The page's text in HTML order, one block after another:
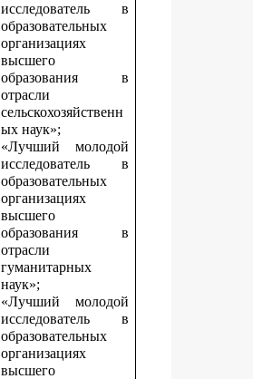
исследователь в
образовательных
организациях
высшего
образования в
отрасли
сельскохозяйственн
ых наук»;
«Лучший молодой
исследователь в
образовательных
организациях
высшего
образования в
отрасли
гуманитарных
наук»;
«Лучший молодой
исследователь в
образовательных
организациях
высшего